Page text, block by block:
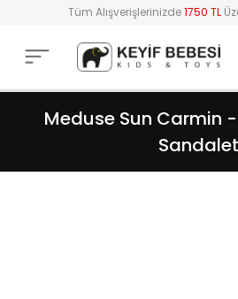
Tüm Alışverişlerinizde1750 TL
Meduse Sun Carmin -
Sandalet